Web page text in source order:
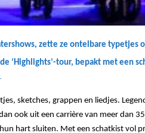
zette ze ontelbare typetjes
‘Highlights’-tour, bepakt met
sketches, grappen en liedjes.
ook uit een carrière van meer dan
hart sluiten. Met een schatkist vol